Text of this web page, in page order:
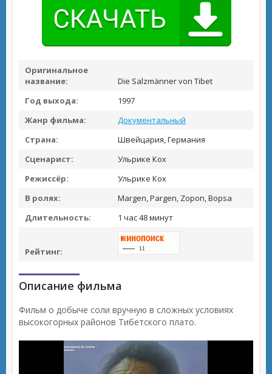
Оригинальное
название:
Die Salzmänner von Tibet
Год выхода:
1997
Жанр фильма:
Документальный
Страна:
Швейцария, Германия
Сценарист:
Ульрике Кох
Режиссёр:
Ульрике Кох
В ролях:
Margen, Pargen, Zopon, Bopsa
Длительность:
1 час 48 минут
Рейтинг:
Описание фильма
Фильм о добыче соли вручную в сложных условиях
высокогорных районов Тибетского плато.